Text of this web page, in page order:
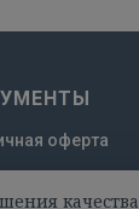
качества
оферта